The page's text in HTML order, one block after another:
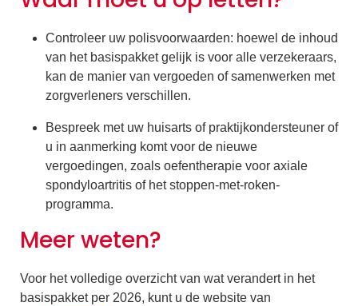
Controleer uw polisvoorwaarden: hoewel de inhoud
van het basispakket gelijk is voor alle verzekeraars,
kan de manier van vergoeden of samenwerken met
zorgverleners verschillen.
Bespreek met uw huisarts of praktijkondersteuner of
u in aanmerking komt voor de nieuwe
vergoedingen, zoals oefentherapie voor axiale
spondyloartritis of het stoppen-met-roken-
programma.
Meer weten?
Voor het volledige overzicht van wat verandert in het
basispakket per 2026, kunt u de website van